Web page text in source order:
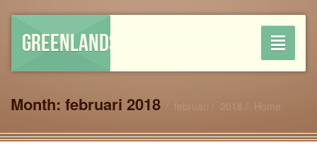
GREENLANDSHOP
Toggle
Month: februari 2018 Home
2018
februari